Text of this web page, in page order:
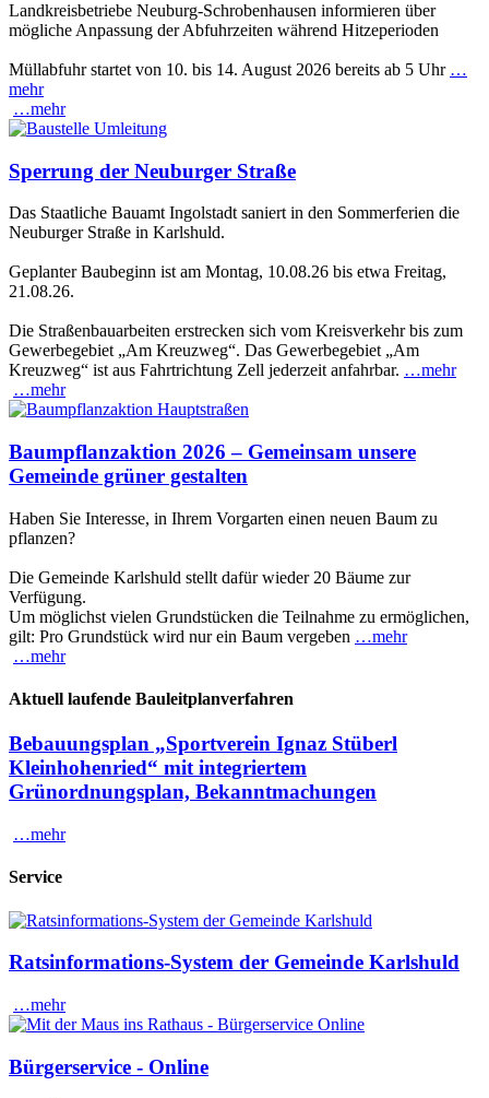
Landkreisbetriebe Neuburg-Schrobenhausen informieren über
mögliche Anpassung der Abfuhrzeiten während Hitzeperioden
Müllabfuhr startet von 10. bis 14. August 2026 bereits ab 5 Uhr …
mehr
…mehr
Sperrung der Neuburger Straße
Das Staatliche Bauamt Ingolstadt saniert in den Sommerferien die
Neuburger Straße in Karlshuld.
Geplanter Baubeginn ist am Montag, 10.08.26 bis etwa Freitag,
21.08.26.
Die Straßenbauarbeiten erstrecken sich vom Kreisverkehr bis zum
Gewerbegebiet „Am Kreuzweg“. Das Gewerbegebiet „Am
Kreuzweg“ ist aus Fahrtrichtung Zell jederzeit anfahrbar. …mehr
…mehr
Baumpflanzaktion 2026 – Gemeinsam unsere
Gemeinde grüner gestalten
Haben Sie Interesse, in Ihrem Vorgarten einen neuen Baum zu
pflanzen?
Die Gemeinde Karlshuld stellt dafür wieder 20 Bäume zur
Verfügung.
Um möglichst vielen Grundstücken die Teilnahme zu ermöglichen,
gilt: Pro Grundstück wird nur ein Baum vergeben …mehr
…mehr
Aktuell laufende Bauleitplanverfahren
Bebauungsplan „Sportverein Ignaz Stüberl
Kleinhohenried“ mit integriertem
Grünordnungsplan, Bekanntmachungen
…mehr
Service
Ratsinformations-System der Gemeinde Karlshuld
…mehr
Bürgerservice - Online